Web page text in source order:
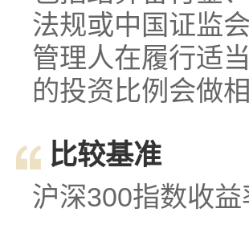
法规或中国证监
管理人在履行适
的投资比例会做
比较基准
沪深300指数收